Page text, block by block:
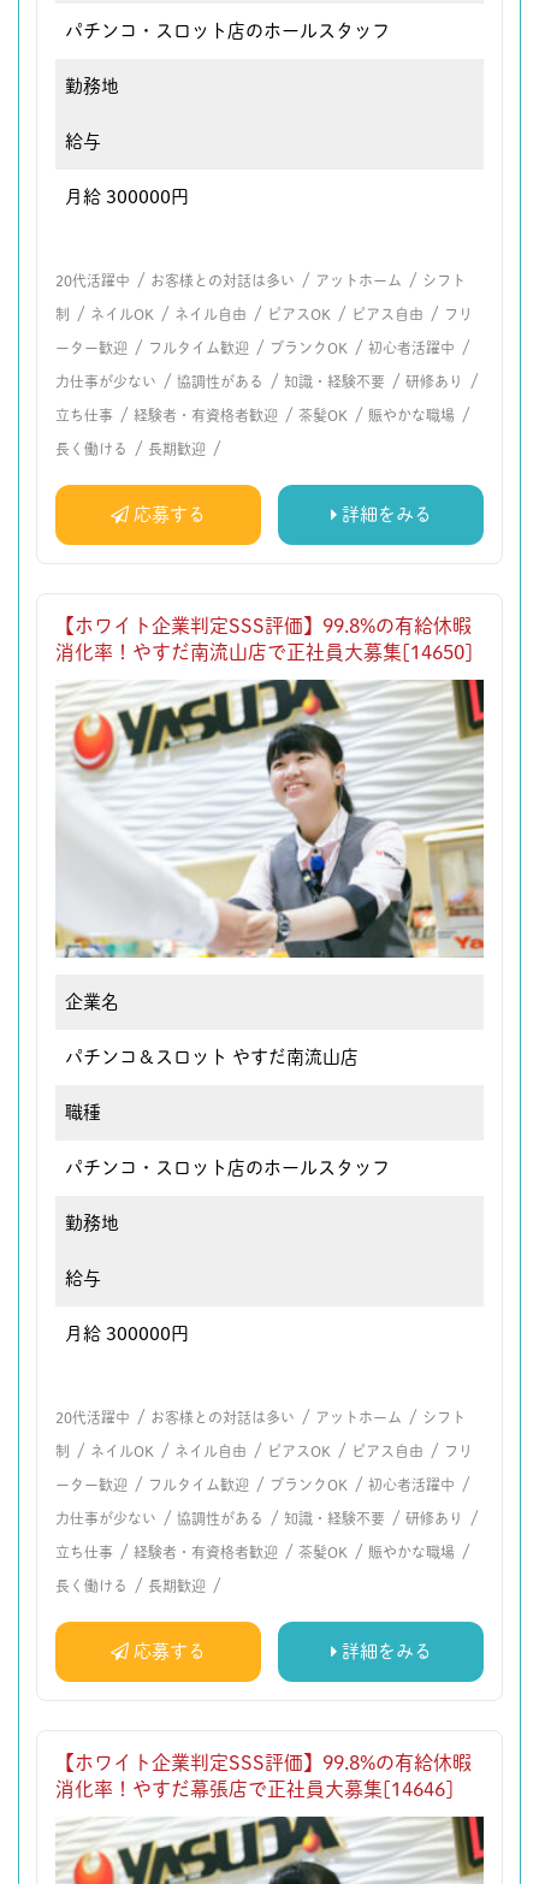
パチンコ・スロット店のホールスタッフ
勤務地
給与
月給 300000円
20代活躍中 / お客様との対話は多い / アットホーム / シフト
制 / ネイルOK / ネイル自由 / ピアスOK / ピアス自由 / フリ
ーター歓迎 / フルタイム歓迎 / ブランクOK / 初心者活躍中 /
力仕事が少ない / 協調性がある / 知識・経験不要 / 研修あり /
立ち仕事 / 経験者・有資格者歓迎 / 茶髪OK / 賑やかな職場 /
長く働ける / 長期歓迎 /
応募する 詳細をみる
【ホワイト企業判定SSS評価】99.8%の有給休暇
消化率！やすだ南流山店で正社員大募集[14650]
企業名
パチンコ＆スロット やすだ南流山店
職種
パチンコ・スロット店のホールスタッフ
勤務地
給与
月給 300000円
20代活躍中 / お客様との対話は多い / アットホーム / シフト
制 / ネイルOK / ネイル自由 / ピアスOK / ピアス自由 / フリ
ーター歓迎 / フルタイム歓迎 / ブランクOK / 初心者活躍中 /
力仕事が少ない / 協調性がある / 知識・経験不要 / 研修あり /
立ち仕事 / 経験者・有資格者歓迎 / 茶髪OK / 賑やかな職場 /
長く働ける / 長期歓迎 /
応募する 詳細をみる
【ホワイト企業判定SSS評価】99.8%の有給休暇
消化率！やすだ幕張店で正社員大募集[14646]